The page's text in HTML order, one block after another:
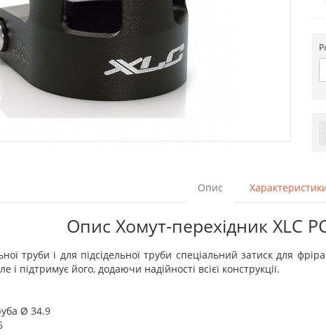
Опис
Опис Хомут-перехідник XLC
труби і для підсідельної труби спеціальний затиск для
і підтримує його, додаючи надійності всієї конструкції.
Ø 34.9